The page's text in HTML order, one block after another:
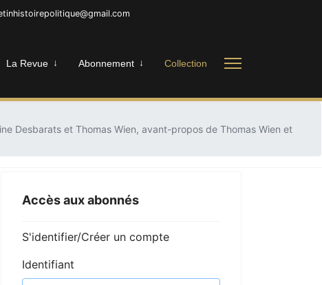
La Revue Abonnement Collection
Desbarats et Thomas Wien, avant-propos de Thomas Wien et
Accès aux abonnés
S'identifier/Créer un compte
Identifiant